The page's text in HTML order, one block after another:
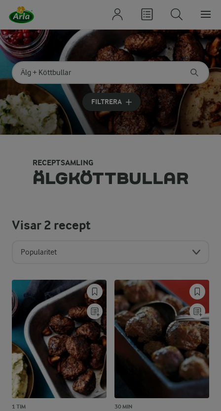
Sök på kategori eller ingrediens
Skriv in sökord för att få förslag
FILTRERA
RECEPTSAMLING
ÄLGKÖTTBULLAR
Visar2 recept
Popularitet
1 TIM 30 MIN